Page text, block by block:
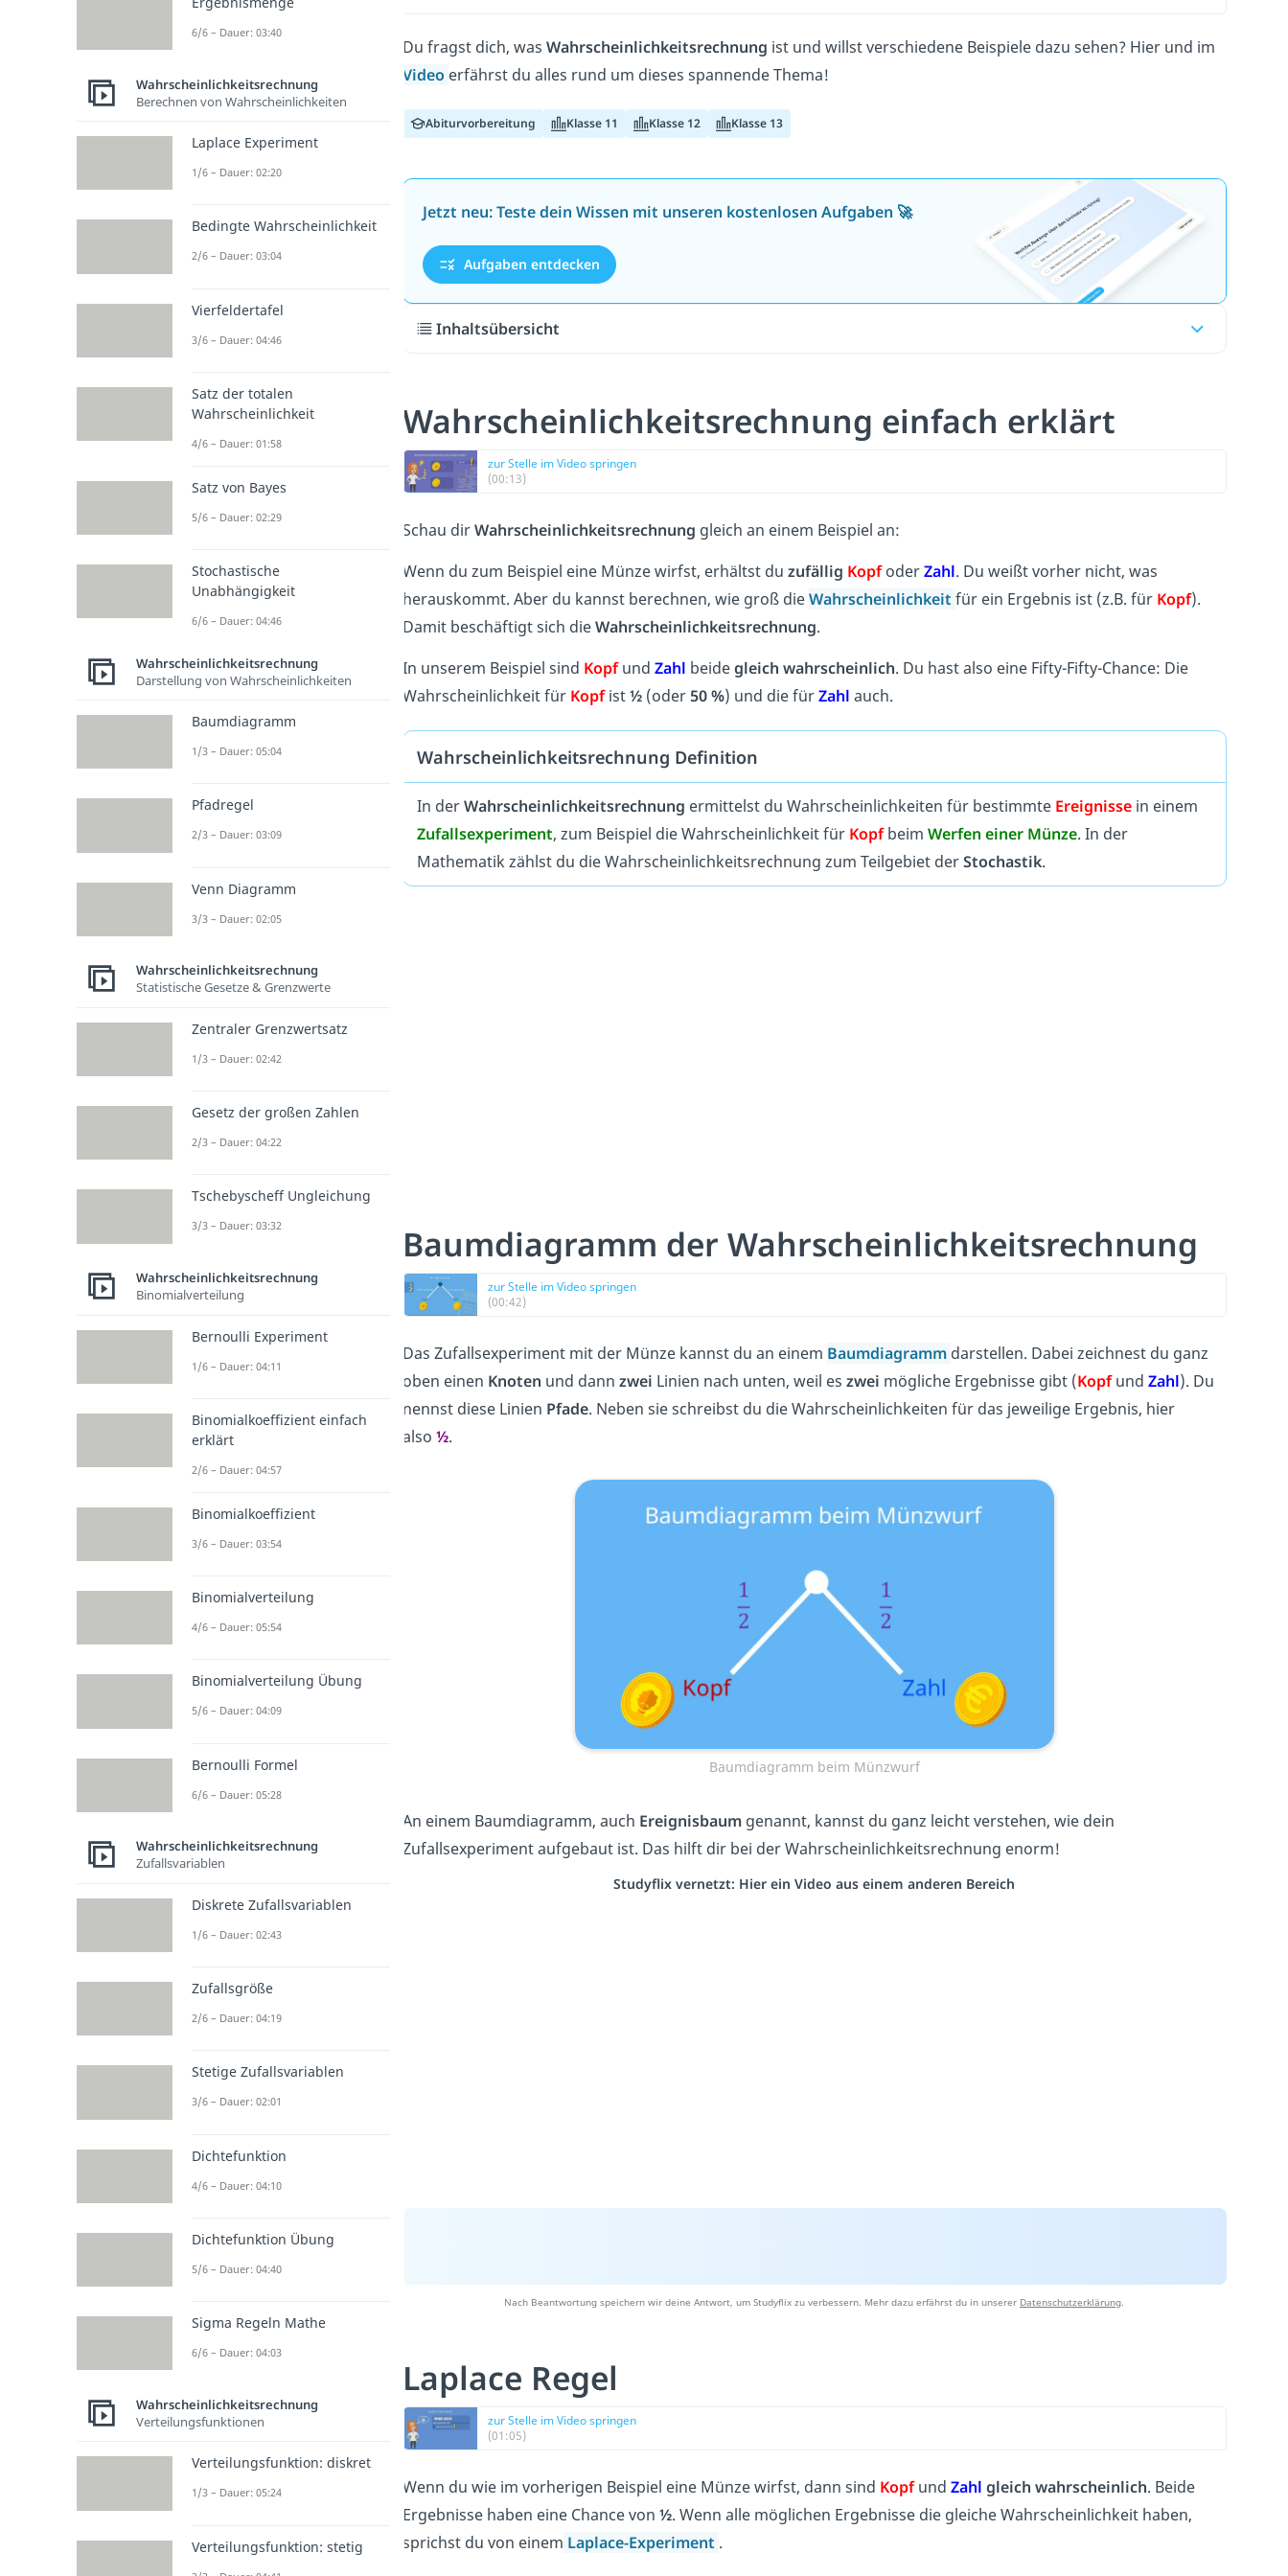
Du fragst dich, was Wahrscheinlichkeitsrechnung ist und willst verschiedene Beispiele dazu sehen? Hier und im
Video erfährst du alles rund um dieses spannende Thema!
Abiturvorbereitung Klasse 11 Klasse 12 Klasse 13
Jetzt neu: Teste dein Wissen mit unseren kostenlosen Aufgaben 🚀
Aufgaben entdecken
Inhaltsübersicht
Wahrscheinlichkeitsrechnung einfach erklärt
zur Stelle im Video springen
(00:13)
Schau dirWahrscheinlichkeitsrechnung gleich an einem Beispiel an:
Wenn du zum Beispiel eine Münze wirfst, erhältst du zufällig Kopf oderZahl. Du weißt vorher nicht, was
herauskommt. Aber du kannst berechnen, wie groß dieWahrscheinlichkeit für ein Ergebnis ist (z.B. für Kopf).
Damit beschäftigt sich dieWahrscheinlichkeitsrechnung.
In unserem Beispiel sind Kopfund Zahl beidegleich wahrscheinlich. Du hast also eine Fifty-Fifty-Chance: Die
Wahrscheinlichkeit für Kopfist½ (oder50 %) und die fürZahl auch.
Wahrscheinlichkeitsrechnung Definition
In derWahrscheinlichkeitsrechnung ermittelst du Wahrscheinlichkeiten für bestimmte Ereignisse in einem
Zufallsexperiment, zum Beispiel die Wahrscheinlichkeit für Kopf beim Werfen einer Münze. In der
Mathematik zählst du die Wahrscheinlichkeitsrechnung zum Teilgebiet derStochastik.
Baumdiagramm der Wahrscheinlichkeitsrechnung
zur Stelle im Video springen
(00:42)
Das Zufallsexperiment mit der Münze kannst du an einem Baumdiagramm darstellen. Dabei zeichnest du ganz
oben einen Knoten und dann zwei Linien nach unten, weil es zwei mögliche Ergebnisse gibt (Kopf und Zahl). Du
nennst diese Linien Pfade. Neben sie schreibst du die Wahrscheinlichkeiten für das jeweilige Ergebnis, hier
also ½.
Baumdiagramm beim Münzwurf
An einem Baumdiagramm, auch Ereignisbaumgenannt, kannst du ganz leicht verstehen, wie dein
Zufallsexperiment aufgebaut ist. Das hilft dir bei der Wahrscheinlichkeitsrechnung enorm!
Studyflix vernetzt: Hier ein Video aus einem anderen Bereich
Nach Beantwortung speichern wir deine Antwort, um Studyflix zu verbessern. Mehr dazu erfährst du in unserer Datenschutzerklärung.
Laplace Regel
zur Stelle im Video springen
(01:05)
Wenn du wie im vorherigen Beispiel eine Münze wirfst, dann sind Kopf und Zahl gleich wahrscheinlich. Beide
Ergebnisse haben eine Chance von ½. Wenn alle möglichen Ergebnisse die gleiche Wahrscheinlichkeit haben,
sprichst du von einem Laplace-Experiment .
6/6 – Dauer: 03:40
Wahrscheinlichkeitsrechnung
Berechnen von Wahrscheinlichkeiten
Laplace Experiment
1/6 – Dauer: 02:20
Bedingte Wahrscheinlichkeit
2/6 – Dauer: 03:04
Vierfeldertafel
3/6 – Dauer: 04:46
Satz der totalen
Wahrscheinlichkeit
4/6 – Dauer: 01:58
Satz von Bayes
5/6 – Dauer: 02:29
Stochastische
Unabhängigkeit
6/6 – Dauer: 04:46
Wahrscheinlichkeitsrechnung
Darstellung von Wahrscheinlichkeiten
Baumdiagramm
1/3 – Dauer: 05:04
Pfadregel
2/3 – Dauer: 03:09
Venn Diagramm
3/3 – Dauer: 02:05
Wahrscheinlichkeitsrechnung
Statistische Gesetze & Grenzwerte
Zentraler Grenzwertsatz
1/3 – Dauer: 02:42
Gesetz der großen Zahlen
2/3 – Dauer: 04:22
Tschebyscheff Ungleichung
3/3 – Dauer: 03:32
Wahrscheinlichkeitsrechnung
Binomialverteilung
Bernoulli Experiment
1/6 – Dauer: 04:11
Binomialkoeffizient einfach
erklärt
2/6 – Dauer: 04:57
Binomialkoeffizient
3/6 – Dauer: 03:54
Binomialverteilung
4/6 – Dauer: 05:54
Binomialverteilung Übung
5/6 – Dauer: 04:09
Bernoulli Formel
6/6 – Dauer: 05:28
Wahrscheinlichkeitsrechnung
Zufallsvariablen
Diskrete Zufallsvariablen
1/6 – Dauer: 02:43
Zufallsgröße
2/6 – Dauer: 04:19
Stetige Zufallsvariablen
3/6 – Dauer: 02:01
Dichtefunktion
4/6 – Dauer: 04:10
Dichtefunktion Übung
5/6 – Dauer: 04:40
Sigma Regeln Mathe
6/6 – Dauer: 04:03
Wahrscheinlichkeitsrechnung
Verteilungsfunktionen
Verteilungsfunktion: diskret
1/3 – Dauer: 05:24
Verteilungsfunktion: stetig